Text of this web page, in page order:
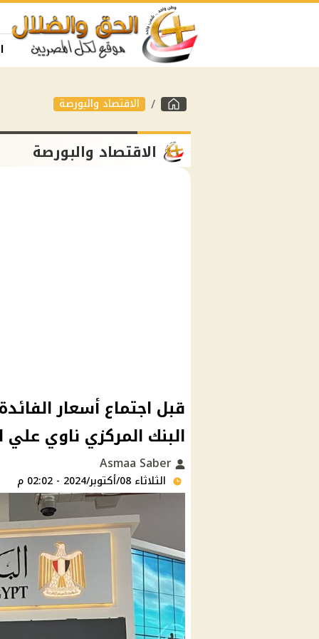
الاقتصاد والبورصة
الاقتصاد والبورصة
قبل اجتماع أسعار
البنك المركزي ناوي علي
الثلاثاء 08/أكتوبر/2024 - 02:02 م